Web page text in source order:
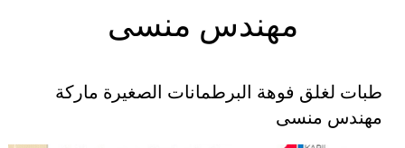
مهندس منسى
طبات لغلق فوهة البرطمانات الصغيرة ماركة
مهندس منسى